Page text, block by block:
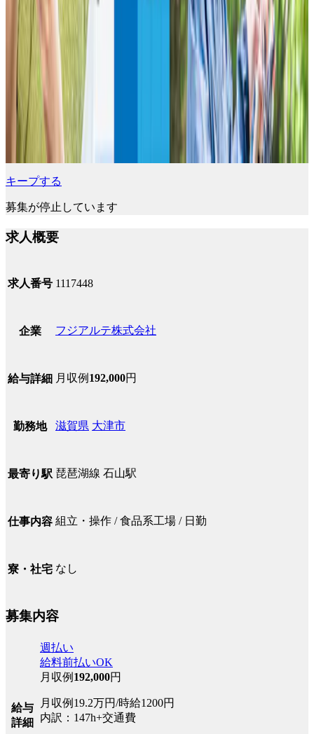
キープする
募集が停止しています
求人概要
求人番号 1117448
企業 フジアルテ株式会社
給与詳細 月収例 192,000円
勤務地 滋賀県 大津市
最寄り駅 琵琶湖線 石山駅
仕事内容 組立・操作 / 食品系工場 / 日勤
寮・社宅 なし
募集内容
給与
詳細
週払い
給料前払いOK
月収例 192,000円
月収例19.2万円/時給1200円
内訳：147h+交通費